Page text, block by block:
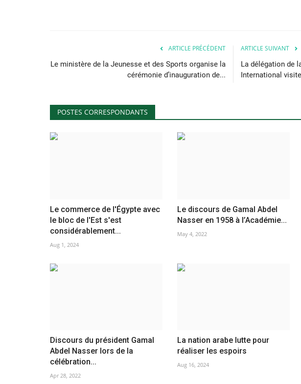
ARTICLE PRÉCÉDENT
Le ministère de la Jeunesse et des Sports organise la
cérémonie d’inauguration de...
ARTICLE SUIVANT
La délégation de
International
POSTES CORRESPONDANTS
Le commerce de l'Égypte avec
le bloc de l'Est s'est
considérablement...
Aug 1, 2024
Le discours de Gamal Abdel
Nasser en 1958 à l’Académie...
May 4, 2022
Discours du président Gamal
Abdel Nasser lors de la
célébration...
Apr 28, 2022
La nation arabe lutte pour
réaliser les espoirs
Aug 16, 2024